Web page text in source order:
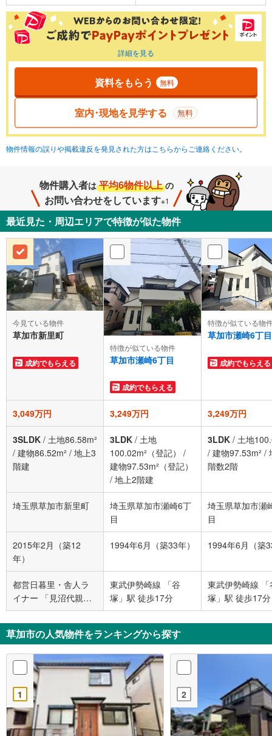
詳細を見る
資料をもらう 無料
室内･現地を見学する 無料
物件情報の誤りや掲載違反を発見された方はこちらからご連絡ください。
物件購入者は 平均6物件以上 の
お問い合わせをしています※1
最近見た・周辺エリアで特徴が似た物件
今見ている物件
草加市新里町
成約でもらえる
特徴が似ている物件
草加市瀬崎6丁目
成約でもらえる
特徴が似ている物
草加市瀬崎6丁目
成約でもらえる
3,049万円 3,249万円 3,249万円
3SLDK / 土地86.58m²
/ 建物86.52m² / 地上3
階建
3LDK / 土地
100.02m²（登記）
/
建物97.53m²（登記）
/ 地上2階建
3LDK / 土地
/ 建物97.53m² /
階数2階
埼玉県草加市新里町
埼玉県草加市瀬崎6丁
目
埼玉県草加市瀬
目
2015年2月（築12
年）
1994年6月（築33年） 1994年6月（築
都営日暮里・舎人ラ
イナー 「見沼代親水
公園」駅 徒歩18分
東武伊勢崎線 「谷
塚」駅 徒歩17分
東武伊勢崎線 「
塚」駅 徒歩17分
草加市の人気物件をランキングから探す
1 2